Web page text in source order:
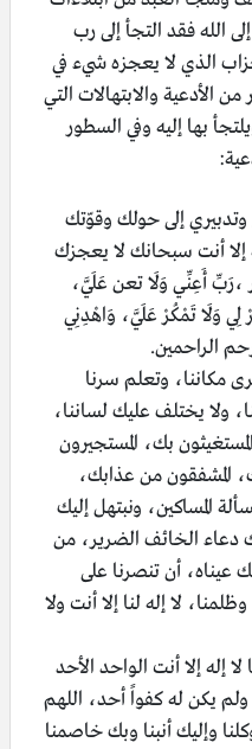
الله فقد التجأ إلى رب
الذي لا يعجزه شيء في
الأدعية والابتهالات التي
بها إليه وفي السطور
وتدبيري إلى حولك وقوّتك
إلا أنت سبحانك لا يعجزك
أَعِنِّي وَلَا تعن عَلَيَّ،
لِي وَلَا تَمْكُرْ عَلَيَّ، وَاهْدِنِي
الراحمين.
مكاننا، وتعلم سرنا
ولا يختلف عليك لساننا،
بك، المستجيرون
المشفقون من عذابك،
المساكين، ونبتهل إليك
دعاء الخائف الضرير، من
أن تنصرنا على
لا إله لنا إلا أنت ولا
لا إله إلا أنت الواحد الأحد
يكن له كفواً أحد، اللهم
وإليك أنبنا وبك خاصمنا